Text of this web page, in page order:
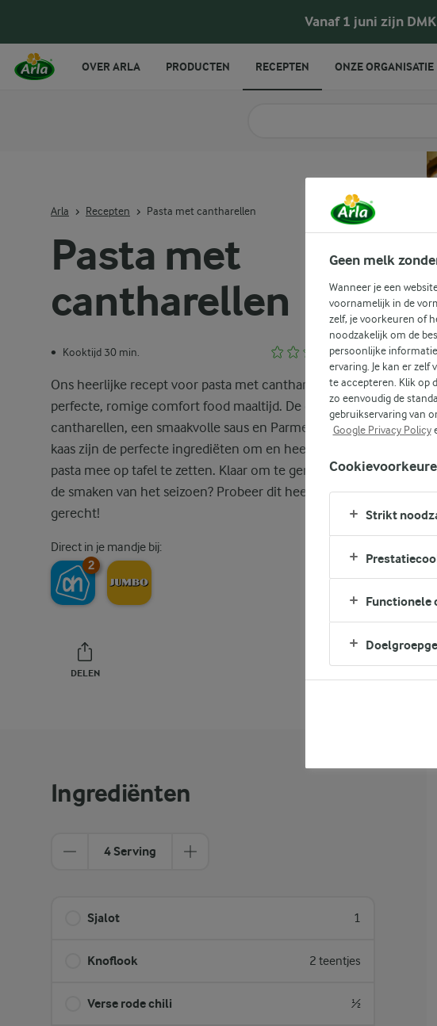
Vanaf 1 juni zijn
Pasta met
cantharellen
• Kooktijd 30 min. (0)
Ons heerlijke recept voor pasta met cantharellen is een
perfecte, romige comfort food maaltijd. De gouden
cantharellen, een smaakvolle saus en Parmezaanse
kaas zijn de perfecte ingrediëten om en heerlijk bord
pasta mee op tafel te zetten. Klaar om te genieten van
de smaken van het seizoen? Probeer dit heerlijke
gerecht!
Direct in je mandje bij:
2
DELEN
Arla Recepten Pasta met cantharellen
Ingrediënten
4 Serving
Sjalot 1
Knoflook 2 teentjes
Verse rode chili ½
OVER ARLA PRODUCTEN RECEPTEN ONZE ORGANISATIE
Geen melk
Wanneer je een
voornamelijk in de
zelf, je voorkeuren of
noodzakelijk om de
persoonlijke
ervaring. Je kan er
te accepteren. Klik op
zo eenvoudig de
gebruikservaring van
Google Privacy Policy
Strikt
Functionele